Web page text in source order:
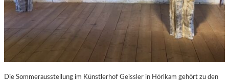
Die Sommerausstellung im Künstlerhof Geissler in Hörlkam gehört zu den